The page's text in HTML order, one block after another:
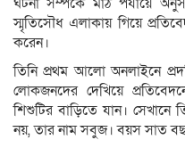
স্মৃতিসৌধ এলাকায় গিয়ে
করেন।
তিনি প্রথম আলো অনলাইনে
লোকজনদের দেখিয়ে
শিশুটির বাড়িতে যান। সেখানে
নয়, তার নাম সবুজ। বয়স সাত